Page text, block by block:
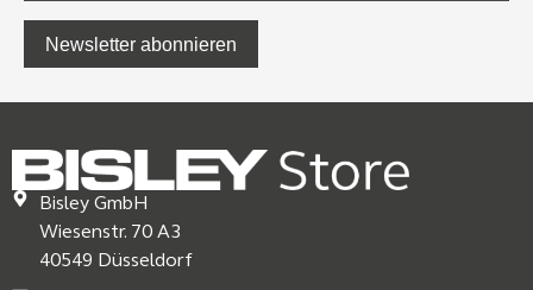
Newsletter abonnieren
Bisley GmbH
Wiesenstr. 70 A3
40549 Düsseldorf